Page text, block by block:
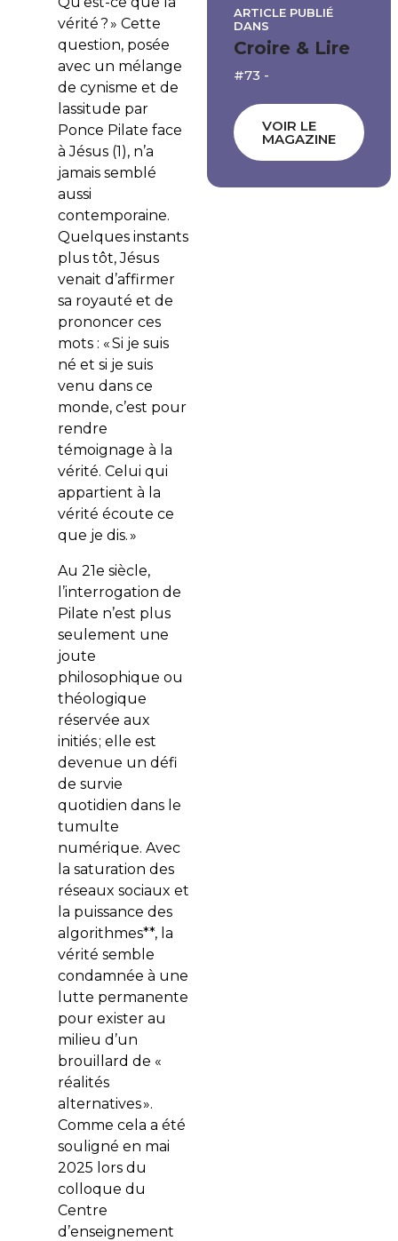
vérité ? » Cette
question, posée
avec un mélange
de cynisme et de
lassitude par
Ponce Pilate face
à Jésus (1), n’a
jamais semblé
aussi
contemporaine.
Quelques instants
plus tôt, Jésus
venait d’affirmer
sa royauté et de
prononcer ces
mots : «Si je suis
né et si je suis
venu dans ce
monde, c’est pour
rendre
témoignage à la
vérité. Celui qui
appartient à la
vérité écoute ce
que je dis.»
Au 21e siècle,
l’interrogation de
Pilate n’est plus
seulement une
joute
philosophique ou
théologique
réservée aux
initiés ; elle est
devenue un défi
de survie
quotidien dans le
tumulte
numérique. Avec
la saturation des
réseaux sociaux et
la puissance des
algorithmes**, la
vérité semble
condamnée à une
lutte permanente
pour exister au
milieu d’un
brouillard de «
réalités
alternatives ».
Comme cela a été
souligné en mai
2025 lors du
colloque du
Centre
d’enseignement
ARTICLE PUBLIÉ
DANS
Croire & Lire
#73 -
VOIR LE
MAGAZINE